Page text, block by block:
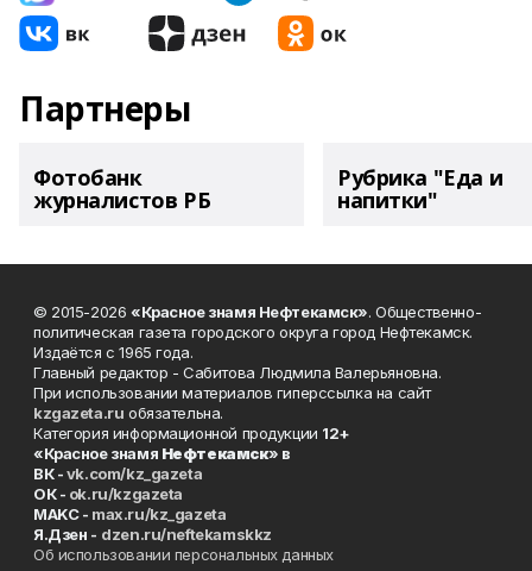
Партнеры
Фотобанк
журналистов РБ
Рубрика "Еда и
напитки"
© 2015-2026 «Красное знамя Нефтекамск». Общественно-
политическая газета городского округа город Нефтекамск.
Издаётся с 1965 года.
Главный редактор - Сабитова Людмила Валерьяновна.
При использовании материалов гиперссылка на сайт
kzgazeta.ru обязательна.
Категория информационной продукции 12+
«Красное знамя Нефтекамск» в
ВК -vk.com/kz_gazeta
ОК - ok.ru/kzgazeta
MAKC - max.ru/kz_gazeta
Я.Дзен - dzen.ru/neftekamskkz
Об использовании персональных данных